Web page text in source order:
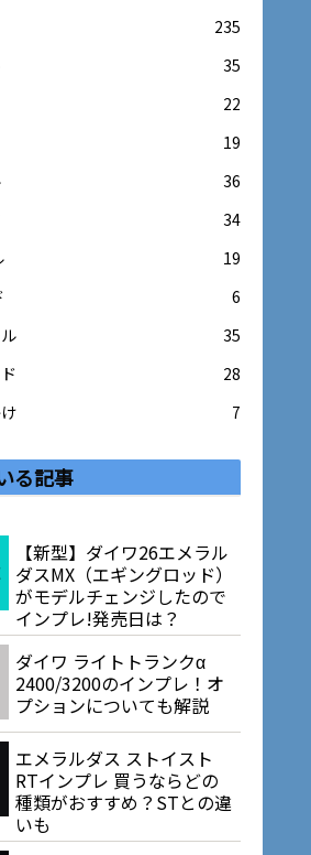
235
35
22
19
36
34
19
6
35
28
7
る記事
【新型】ダイワ26エメラル
ダスMX（エギングロッド）
がモデルチェンジしたので
インプレ!発売日は？
ダイワ ライトトランクα
2400/3200のインプレ！オ
プションについても解説
エメラルダス ストイスト
RTインプレ 買うならどの
種類がおすすめ？STとの違
いも